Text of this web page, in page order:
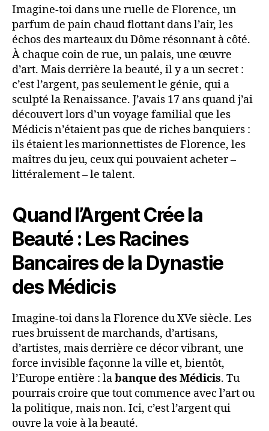
Imagine-toi dans une ruelle de Florence, un
parfum de pain chaud flottant dans l’air, les
échos des marteaux du Dôme résonnant à côté.
À chaque coin de rue, un palais, une œuvre
d’art. Mais derrière la beauté, il y a un secret :
c’est l’argent, pas seulement le génie, qui a
sculpté la Renaissance. J’avais 17 ans quand j’ai
découvert lors d’un voyage familial que les
Médicis n’étaient pas que de riches banquiers :
ils étaient les marionnettistes de Florence, les
maîtres du jeu, ceux qui pouvaient acheter –
littéralement – le talent.
Quand l’Argent Crée la
Beauté : Les Racines
Bancaires de la Dynastie
des Médicis
Imagine-toi dans la Florence du XVe siècle. Les
rues bruissent de marchands, d’artisans,
d’artistes, mais derrière ce décor vibrant, une
force invisible façonne la ville et, bientôt,
l’Europe entière : labanque des Médicis. Tu
pourrais croire que tout commence avec l’art ou
la politique, mais non. Ici, c’est l’argent qui
ouvre la voie à la beauté.